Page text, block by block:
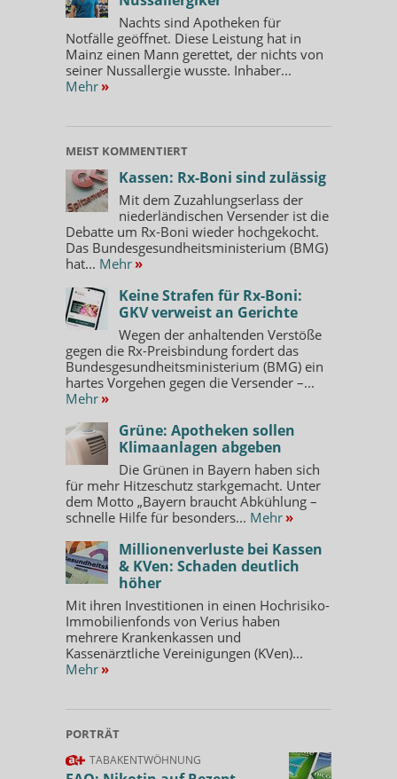
Nachts sind Apotheken für
Notfälle geöffnet. Diese Leistung hat in
Mainz einen Mann gerettet, der nichts von
seiner Nussallergie wusste. Inhaber...
Mehr »
MEIST KOMMENTIERT
Kassen: Rx-Boni sind zulässig
Mit dem Zuzahlungserlass der
niederländischen Versender ist die
Debatte um Rx-Boni wieder hochgekocht.
Das Bundesgesundheitsministerium (BMG)
hat... Mehr »
Keine Strafen für Rx-Boni:
GKV verweist an Gerichte
Wegen der anhaltenden Verstöße
gegen die Rx-Preisbindung fordert das
Bundesgesundheitsministerium (BMG) ein
hartes Vorgehen gegen die Versender –...
Mehr »
Grüne: Apotheken sollen
Klimaanlagen abgeben
Die Grünen in Bayern haben sich
für mehr Hitzeschutz starkgemacht. Unter
dem Motto „Bayern braucht Abkühlung –
schnelle Hilfe für besonders... Mehr »
Millionenverluste bei Kassen
& KVen: Schaden deutlich
höher
Mit ihren Investitionen in einen Hochrisiko-
Immobilienfonds von Verius haben
mehrere Krankenkassen und
Kassenärztliche Vereinigungen (KVen)...
Mehr »
PORTRÄT
TABAKENTWÖHNUNG